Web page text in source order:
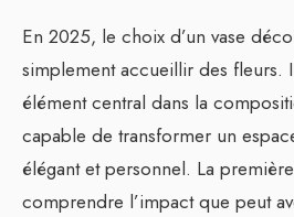
En 2025, le choix d’un vase
simplement accueillir des fleurs.
élément central dans la
capable de transformer un
élégant et personnel. La
comprendre l’impact que peut